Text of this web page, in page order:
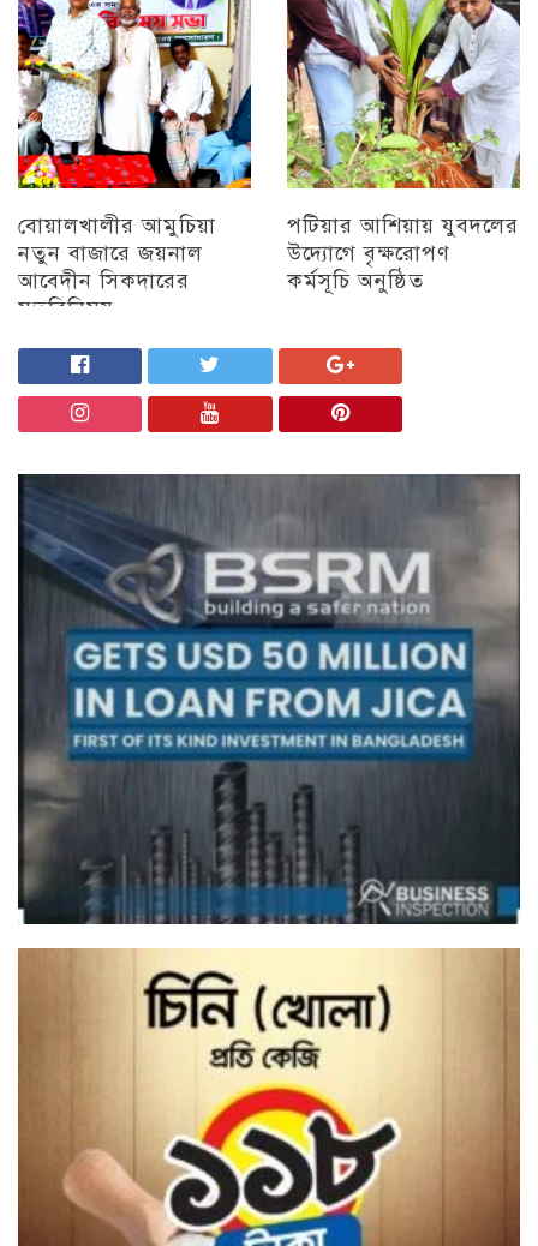
বোয়ালখালীর আমুচিয়া
নতুন বাজারে জয়নাল
আবেদীন সিকদারের
মতবিনিময়
চট্টগ্রাম
পটিয়ার আশিয়ায় যুবদলের
উদ্যোগে বৃক্ষরোপণ
কর্মসূচি অনুষ্ঠিত